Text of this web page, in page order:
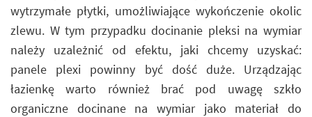
wytrzymałe płytki, umożliwiające wykończenie okolic
zlewu. W tym przypadku docinanie pleksi na wymiar
należy uzależnić od efektu, jaki chcemy uzyskać:
panele plexi powinny być dość duże. Urządzając
łazienkę warto również brać pod uwagę szkło
organiczne docinane na wymiar jako materiał do